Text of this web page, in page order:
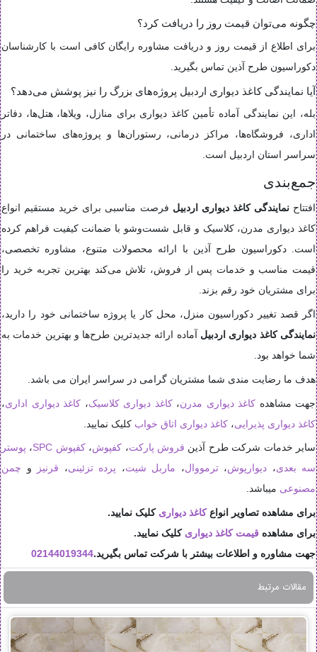
چگونه می‌توان قیمت روز را دریافت کرد؟
برای اطلاع از قیمت روز و دریافت مشاوره رایگان کافی است با کارشناسان
دکوراسیون طرح آذین تماس بگیرید.
آیا نمایندگی کاغذ دیواری اردبیل پروژه‌های بزرگ را نیز پوشش می‌دهد؟
بله، این نمایندگی آماده تأمین کاغذ دیواری برای منازل، ویلاها، هتل‌ها، دفاتر
اداری، فروشگاه‌ها، مراکز درمانی، رستوران‌ها و پروژه‌های ساختمانی در
سراسر استان اردبیل است.
جمع‌بندی
افتتاحنمایندگی کاغذ دیواری اردبیل فرصت مناسبی برای خرید مستقیم انواع
کاغذ دیواری مدرن، کلاسیک و قابل شست‌وشو با ضمانت کیفیت فراهم کرده
است. دکوراسیون طرح آذین با ارائه محصولات متنوع، مشاوره تخصصی،
قیمت مناسب و خدمات پس از فروش، تلاش می‌کند بهترین تجربه خرید را
برای مشتریان خود رقم بزند.
اگر قصد تغییر دکوراسیون منزل، محل کار یا پروژه ساختمانی خود را دارید،
نمایندگی کاغذ دیواری اردبیل آماده ارائه جدیدترین طرح‌ها و بهترین خدمات به
شما خواهد بود.
هدف ما رضایت مندی شما مشتریان گرامی در سراسر ایران می باشد.
جهت مشاهده کاغذ دیواری مدرن،کاغذ دیواری کلاسیک، کاغذ دیواری اداری،
کاغذ دیواری پذیرایی، کاغذ دیواری اتاق خواب کلیک نمایید.
سایر خدمات شرکت طرح آذین فروش پارکت، کفپوش،کفپوش SPC ، پوستر
سه بعدی، دیوارپوش،ترمووال، ماربل شیت، پرده تزئینی، قرنیز و چمن
مصنوعی میباشد.
برای مشاهده تصاویر انواعکاغذ دیواری کلیک نمایید.
برای مشاهده قیمت کاغذ دیواری کلیک نمایید.
جهت مشاوره و اطلاعات بیشتر با شرکت تماس بگیرید.02144019344
مقالات مرتبط